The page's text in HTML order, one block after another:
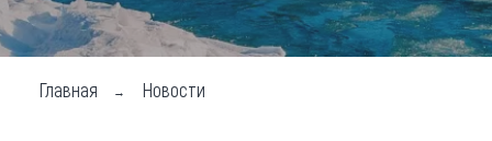
Где остановиться
Где поесть
Главная Новости